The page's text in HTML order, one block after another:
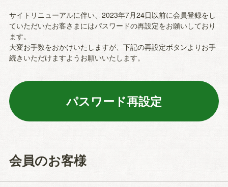
サイトリニューアルに伴い、2023年7月24日以前に会員登録をし
ていただいたお客さまにはパスワードの再設定をお願いしており
ます。
大変お手数をおかけいたしますが、下記の再設定ボタンよりお手
続きいただけますようお願いいたします。
会員のお客様